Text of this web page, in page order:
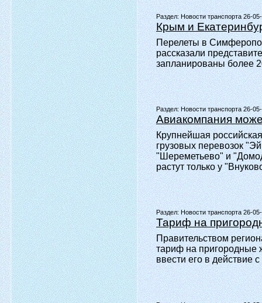
Раздел:Новости транспорта 26-
Крым и
Перелеты в
рассказали
запланированы более
Раздел:Новости транспорта 26-
Авиакомпания
Крупнейшая
грузовых перевозок
"Шереметьево" и
растут только у
Раздел:Новости транспорта 26-
Тариф на
Правительством
тариф на пригородные
ввести его в действие